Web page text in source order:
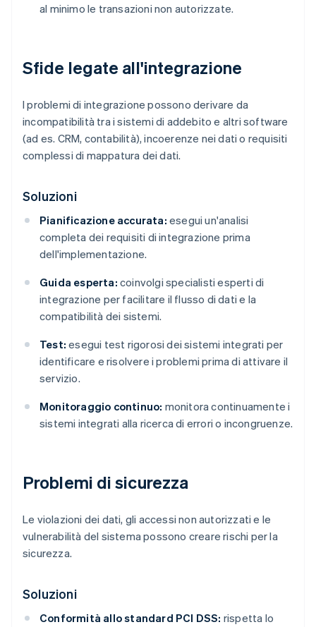
al minimo le transazioni non autorizzate.
Sfide legate all'integrazione
I problemi di integrazione possono derivare da
incompatibilità tra i sistemi di addebito e altri software
(ad es. CRM, contabilità), incoerenze nei dati o requisiti
complessi di mappatura dei dati.
Soluzioni
Pianificazione accurata: esegui un'analisi
completa dei requisiti di integrazione prima
dell'implementazione.
Guida esperta: coinvolgi specialisti esperti di
integrazione per facilitare il flusso di dati e la
compatibilità dei sistemi.
Test: esegui test rigorosi dei sistemi integrati per
identificare e risolvere i problemi prima di attivare il
servizio.
Monitoraggio continuo: monitora continuamente i
sistemi integrati alla ricerca di errori o incongruenze.
Problemi di sicurezza
Le violazioni dei dati, gli accessi non autorizzati e le
vulnerabilità del sistema possono creare rischi per la
sicurezza.
Soluzioni
Conformità allo standard PCI DSS: rispetta lo